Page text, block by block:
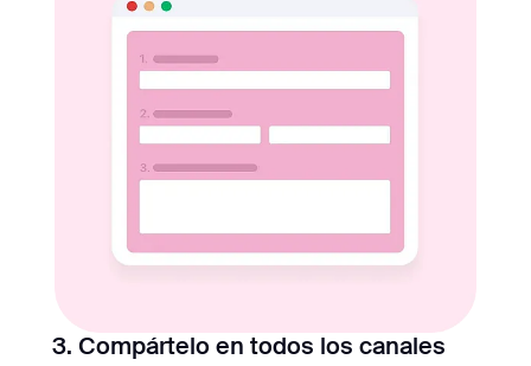
3. Compártelo en todos los canales